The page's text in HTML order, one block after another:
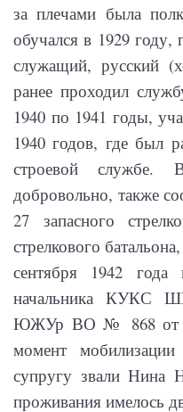
за плечами была
обучался в 1929
служащий, русский
ранее проходил
1940 по 1941 годы,
1940 годов, где был
строевой
добровольно, также
27 запасного
стрелкового
сентября 1942 года
начальника КУКС
ЮЖУр ВО № 868 от
момент
супругу звали Нина
проживания имелось